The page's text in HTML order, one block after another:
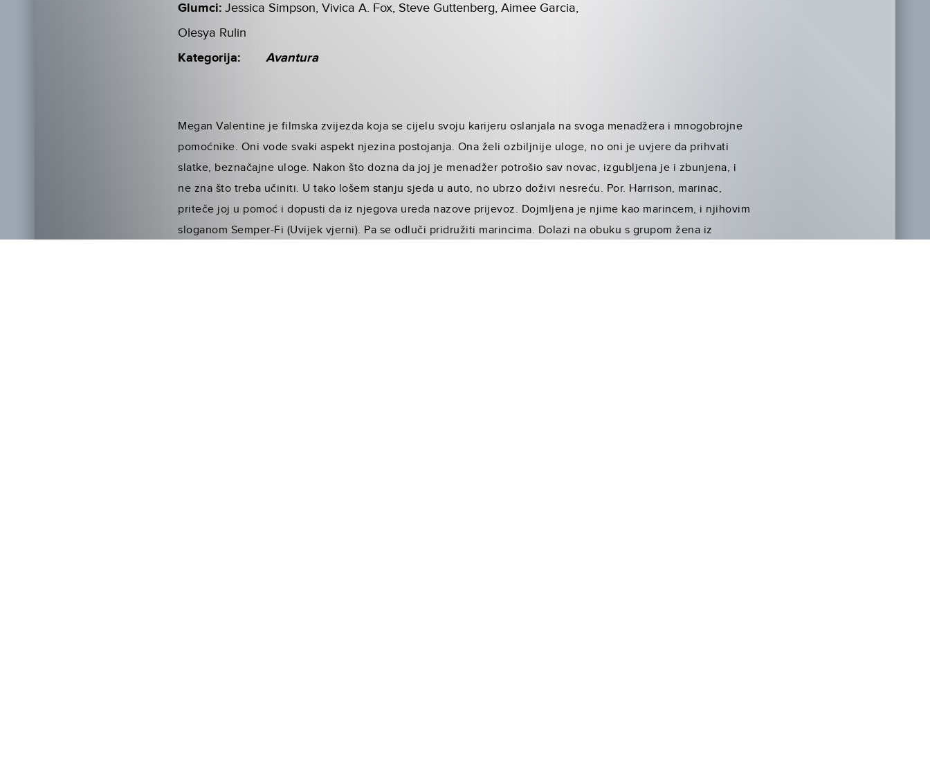
Glumci: Jessica Simpson, Vivica A. Fox, Steve Guttenberg, Aimee Garcia,
Olesya Rulin
Kategorija: Avantura
Megan Valentine je filmska zvijezda koja se cijelu svoju karijeru oslanjala na svoga menadžera i mnogobrojne
pomoćnike. Oni vode svaki aspekt njezina postojanja. Ona želi ozbiljnije uloge, no oni je uvjere da prihvati
slatke, beznačajne uloge. Nakon što dozna da joj je menadžer potrošio sav novac, izgubljena je i zbunjena, i
ne zna što treba učiniti. U tako lošem stanju sjeda u auto, no ubrzo doživi nesreću. Por. Harrison, marinac,
priteče joj u pomoć i dopusti da iz njegova ureda nazove prijevoz. Dojmljena je njime kao marincem, i njihovim
sloganom Semper-Fi (Uvijek vjerni). Pa se odluči pridružiti marincima. Dolazi na obuku s grupom žena iz